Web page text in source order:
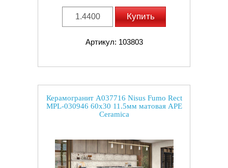
Купить
Артикул: 103803
Керамогранит A037716 Nisus Fumo Rect
MPL-030946 60x30 11.5мм матовая APE
Ceramica